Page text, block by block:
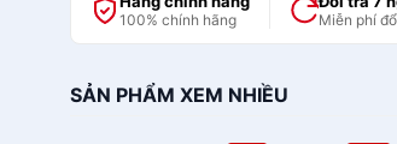
100% chính hãng Miễn phí
SẢN PHẨM XEM NHIỀU